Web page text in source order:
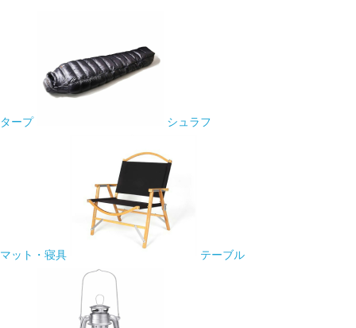
タープ シュラフ
マット・寝具 テーブル